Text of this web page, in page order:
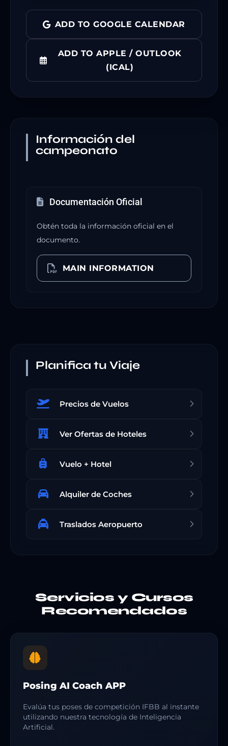
ADD TO GOOGLE CALENDAR
ADD TO APPLE / OUTLOOK
(ICAL)
Información del
campeonato
Documentación Oficial
Obtén toda la información oficial en el
documento.
MAIN INFORMATION
Planifica tu Viaje
Precios de Vuelos
Ver Ofertas de Hoteles
Vuelo + Hotel
Alquiler de Coches
Traslados Aeropuerto
Servicios y Cursos
Recomendados
Posing AI Coach APP
Evalúa tus poses de competición IFBB al instante
utilizando nuestra tecnología de Inteligencia
Artificial.